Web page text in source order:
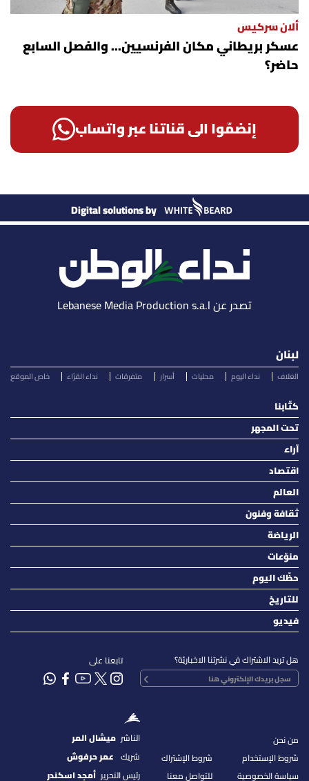
ألان سركيس
عسكر بريطاني مكان الفرنسيين... والفصل السابع
حاضر؟
إنضمّوا الى قناتنا عبر واتساب
Digital solutions by
تصدر عن Lebanese Media Production s.a.l
لبنان
الغلاف نداء اليوم محليات أسرار متفرقات نداء القرّاء خاص الموقع
كتّابنا
تحت المجهر
آراء
اقتصاد
العالم
ثقافة وفنون
الرياضة
منوّعات
حظّك اليوم
للتاريخ
فيديو
هل تريد الاشتراك في نشرتنا الاخباريّة؟ تابعنا على
من نحن
شروط الإستخدام
سياسة الخصوصية
شروط الإشتراك
للتواصل معنا
الناشر ميشال المر
شريك عمر حرفوش
رئيس التحرير أمجد اسكندر